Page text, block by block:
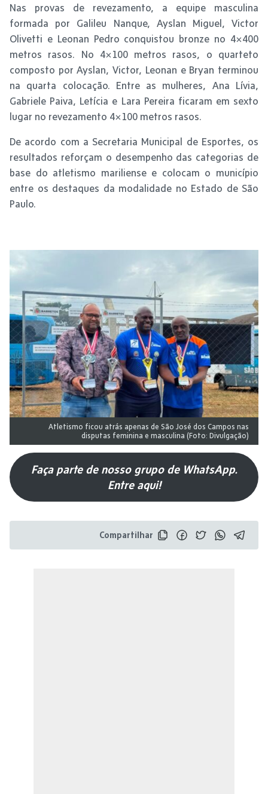
Nas provas de revezamento, a equipe masculina
formada por Galileu Nanque, Ayslan Miguel, Victor
Olivetti e Leonan Pedro conquistou bronze no 4×400
metros rasos. No 4×100 metros rasos, o quarteto
composto por Ayslan, Victor, Leonan e Bryan terminou
na quarta colocação. Entre as mulheres, Ana Lívia,
Gabriele Paiva, Letícia e Lara Pereira ficaram em sexto
lugar no revezamento 4×100 metros rasos.
De acordo com a Secretaria Municipal de Esportes, os
resultados reforçam o desempenho das categorias de
base do atletismo mariliense e colocam o município
entre os destaques da modalidade no Estado de São
Paulo.
Atletismo ficou atrás apenas de São José dos Campos nas
disputas feminina e masculina (Foto: Divulgação)
Faça parte de nosso grupo de WhatsApp.
Entre aqui!
Compartilhar